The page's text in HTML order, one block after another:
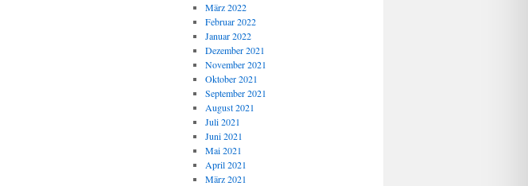
März 2022
Februar 2022
Januar 2022
Dezember 2021
November 2021
Oktober 2021
September 2021
August 2021
Juli 2021
Juni 2021
Mai 2021
April 2021
März 2021